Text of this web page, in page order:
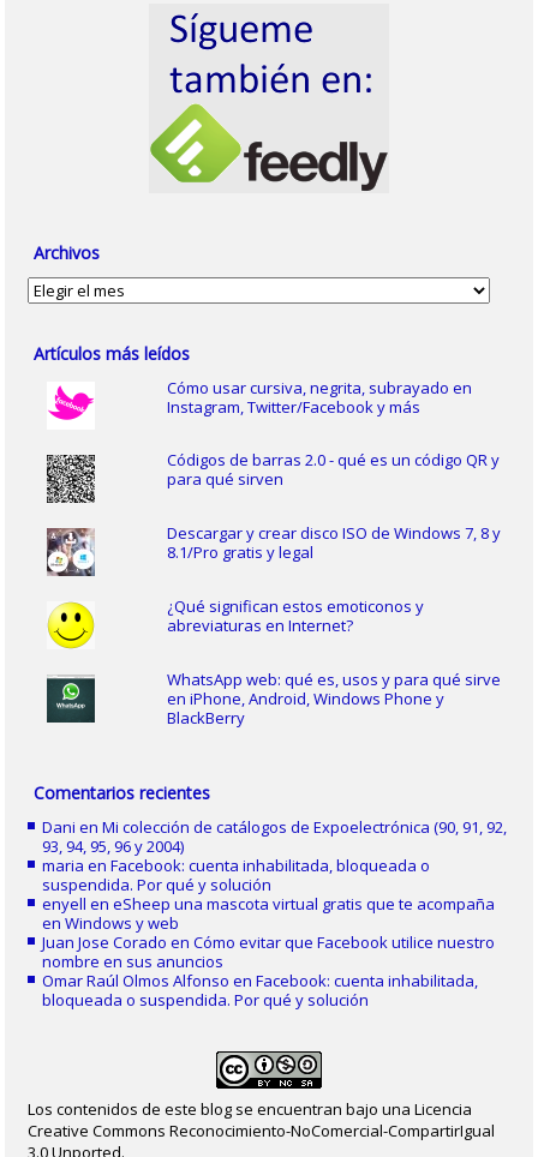
Archivos
Archivos
Artículos más leídos
Cómo usar cursiva, negrita, subrayado en
Instagram, Twitter/Facebook y más
Códigos de barras 2.0 - qué es un código QR y
para qué sirven
Descargar y crear disco ISO de Windows 7, 8 y
8.1/Pro gratis y legal
¿Qué significan estos emoticonos y
abreviaturas en Internet?
WhatsApp web: qué es, usos y para qué sirve
en iPhone, Android, Windows Phone y
BlackBerry
Comentarios recientes
Dani enMi colección de catálogos de Expoelectrónica (90, 91, 92,
93, 94, 95, 96 y 2004)
maria enFacebook: cuenta inhabilitada, bloqueada o
suspendida. Por qué y solución
enyell eneSheep una mascota virtual gratis que te acompaña
en Windows y web
Juan Jose Corado enCómo evitar que Facebook utilice nuestro
nombre en sus anuncios
Omar Raúl Olmos Alfonso enFacebook: cuenta inhabilitada,
bloqueada o suspendida. Por qué y solución
Los contenidos de este blog se encuentran bajo una Licencia
Creative Commons Reconocimiento-NoComercial-CompartirIgual
3.0 Unported.